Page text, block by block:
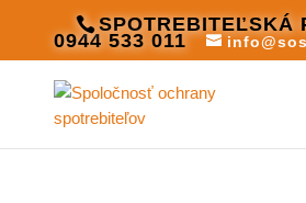
SPOTREBITEĽSKÁ
0944 533 011